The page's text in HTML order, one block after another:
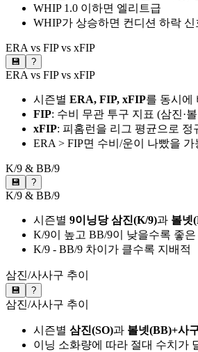
WHIP 1.0 이하면 엘리트급
WHIP가 상승하면 컨디션 하락 신
ERA vs FIP vs xFIP
💾 ?
ERA vs FIP vs xFIP
시즌별 ERA, FIP, xFIP를 동시에
FIP: 수비 무관 투구 지표 (삼진·
xFIP: 피홈런을 리그 평균으로 정
ERA > FIP면 수비/운이 나빴을 가
K/9 & BB/9
💾 ?
K/9 & BB/9
시즌별 9이닝당 삼진(K/9)과 볼넷
K/9이 높고 BB/9이 낮을수록 좋은
K/9 - BB/9 차이가 클수록 지배적
삼진/사사구 추이
💾 ?
삼진/사사구 추이
시즌별 삼진(SO)과 볼넷(BB)+사
이닝 소화량에 따라 절대 수치가